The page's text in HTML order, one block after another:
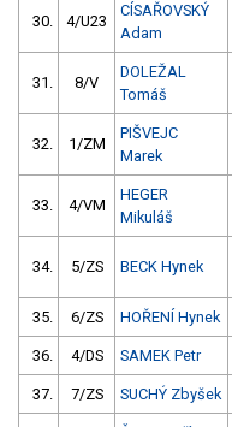
30. 4/U23
CÍSAŘOVSKÝ
Adam
31. 8/V
DOLEŽAL
Tomáš
32. 1/ZM
PIŠVEJC
Marek
33. 4/VM
HEGER
Mikuláš
34. 5/ZS BECK Hynek
35. 6/ZS HOŘENÍ Hynek
36. 4/DS SAMEK Petr
37. 7/ZS SUCHÝ Zbyšek